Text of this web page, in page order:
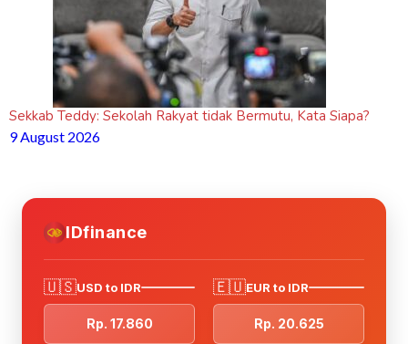
Sekkab Teddy: Sekolah Rakyat tidak Bermutu, Kata Siapa?
9 August 2026
IDfinance
🇺🇸USD to IDR
Rp. 17.860
🇪🇺EUR to IDR
Rp. 20.625